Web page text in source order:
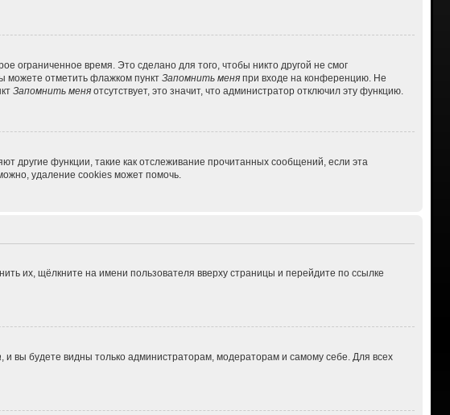
ограниченное время. Это сделано для того, чтобы никто другой не смог
можете отметить флажком пункт Запомнить меняпри входе на конференцию. Не
Запомнить меняотсутствует, это значит, что администратор отключил эту функцию.
другие функции, такие как отслеживание прочитанных сообщений, если эта
удаление cookies может помочь.
их, щёлкните на имени пользователя вверху страницы и перейдите по ссылке
, и вы будете видны только администраторам, модераторам и самому себе. Для всех